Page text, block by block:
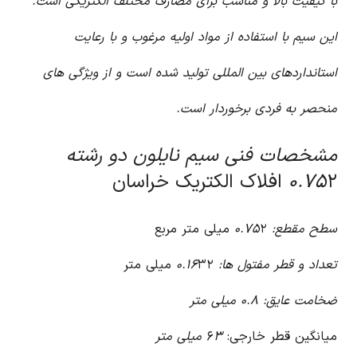
این سیم با استفاده از مواد اولیه مرغوب و با رعایت
استانداردهای بین المللی تولید شده است و از ویژگی های
منحصر به فردی برخوردار است.
مشخصات فنی سیم نایلون دو رشته
۰.۷۵۲ افلاک الکتریک خراسان
سطح مقطع: ۰.۷۵ ۲ میلی متر مربع
تعداد و قطر مفتول ها: ۰.۱۶ ۳۲ میلی متر
ضخامت عایق: ۰.۸ میلی متر
میانگین قطر خارجی: ۶۳ میلی متر